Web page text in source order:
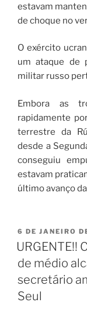
estavam
de choque no
O exército
um ataque de
militar russo
Embora as
rapidamente
terrestre da
desde a
conseguiu
estavam
último avanço
6 DE JANEIRO
URGENTE!!
de médio
secretário
Seul